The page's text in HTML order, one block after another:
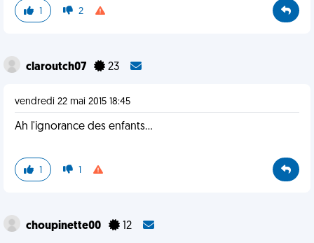
1 2
claroutch07 23
vendredi 22 mai 2015 18:45
Ah l'ignorance des enfants...
1 1
choupinette00 12